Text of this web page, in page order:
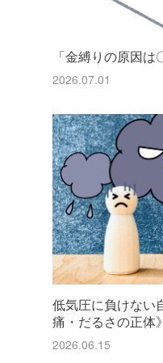
「金縛りの原因は
2026.07.01
低気圧に負けない
痛・だるさの正体》
2026.06.15